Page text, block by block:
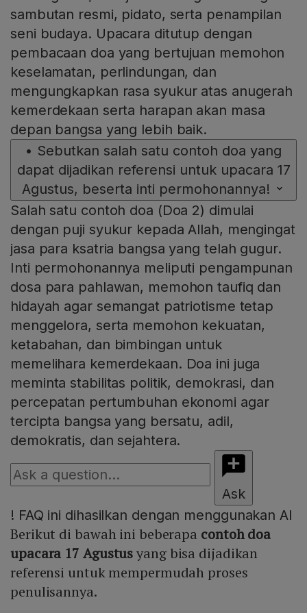
sambutan resmi, pidato, serta penampilan
seni budaya. Upacara ditutup dengan
pembacaan doa yang bertujuan memohon
keselamatan, perlindungan, dan
mengungkapkan rasa syukur atas anugerah
kemerdekaan serta harapan akan masa
depan bangsa yang lebih baik.
• Sebutkan salah satu contoh doa yang
dapat dijadikan referensi untuk upacara 17
Agustus, beserta inti permohonannya!
Salah satu contoh doa (Doa 2) dimulai
dengan puji syukur kepada Allah, mengingat
jasa para ksatria bangsa yang telah gugur.
Inti permohonannya meliputi pengampunan
dosa para pahlawan, memohon taufiq dan
hidayah agar semangat patriotisme tetap
menggelora, serta memohon kekuatan,
ketabahan, dan bimbingan untuk
memelihara kemerdekaan. Doa ini juga
meminta stabilitas politik, demokrasi, dan
percepatan pertumbuhan ekonomi agar
tercipta bangsa yang bersatu, adil,
demokratis, dan sejahtera.
Ask
! FAQ ini dihasilkan dengan menggunakan AI
Berikut di bawah ini beberapa contoh doa
upacara 17 Agustusyang bisa dijadikan
referensi untuk mempermudah proses
penulisannya.